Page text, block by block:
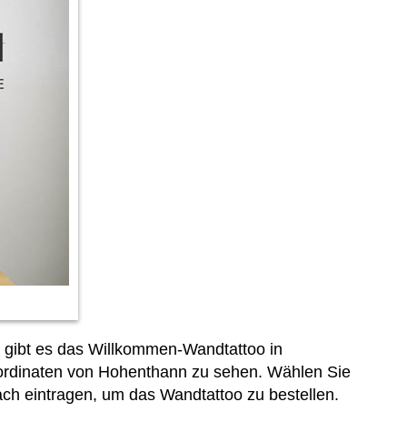
es das Willkommen-Wandtattoo in
von Hohenthann zu sehen. Wählen Sie
eintragen, um das Wandtattoo zu bestellen.